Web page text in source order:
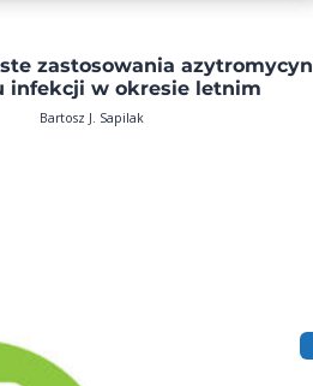
zastosowania
infekcji w okresie letnim
Bartosz J. Sapilak